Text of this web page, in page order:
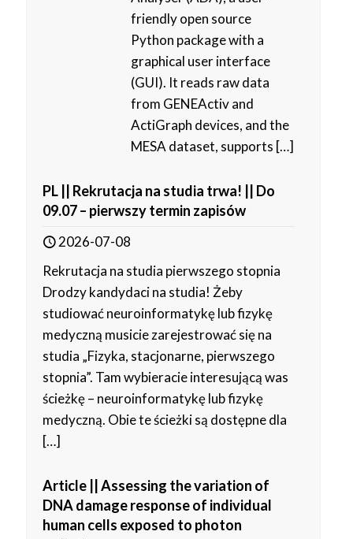
friendly open source
Python package with a
graphical user interface
(GUI). It reads raw data
from GENEActiv and
ActiGraph devices, and the
MESA dataset, supports […]
PL || Rekrutacja na studia trwa! || Do
09.07 – pierwszy termin zapisów
2026-07-08
Rekrutacja na studia pierwszego stopnia
Drodzy kandydaci na studia! Żeby
studiować neuroinformatykę lub fizykę
medyczną musicie zarejestrować się na
studia „Fizyka, stacjonarne, pierwszego
stopnia”. Tam wybieracie interesującą was
ścieżkę – neuroinformatykę lub fizykę
medyczną. Obie te ścieżki są dostępne dla
[…]
Article || Assessing the variation of
DNA damage response of individual
human cells exposed to photon